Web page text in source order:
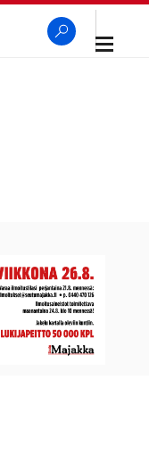
Avaa